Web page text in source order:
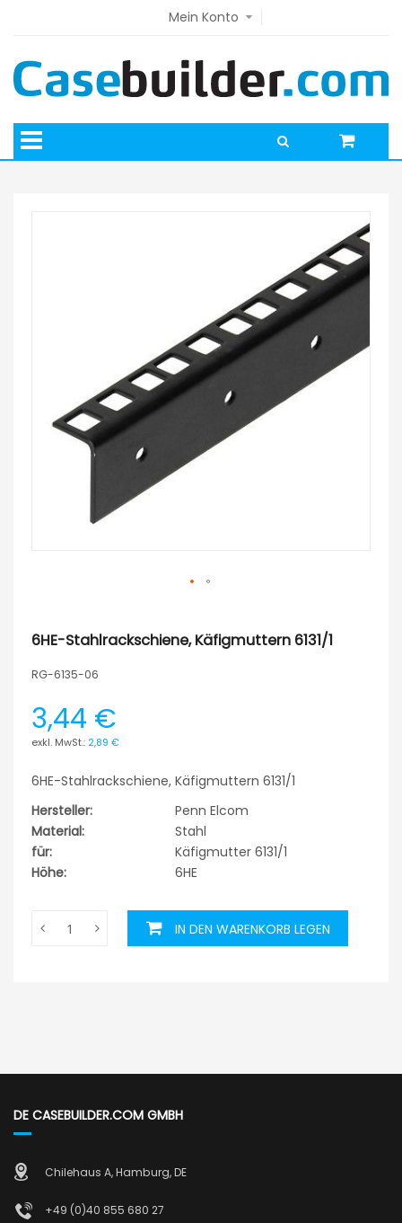
Mein Konto
6HE-Stahlrackschiene, Käfigmuttern 6131/1
RG-6135-06
3,44 €
2,89 €
6HE-Stahlrackschiene, Käfigmuttern 6131/1
Hersteller:
Penn Elcom
Material:
Stahl
für:
Käfigmutter 6131/1
Höhe:
6HE
IN DEN WARENKORB LEGEN
DE CASEBUILDER.COM GMBH
Chilehaus A, Hamburg, DE
+49 (0)40 855 680 27